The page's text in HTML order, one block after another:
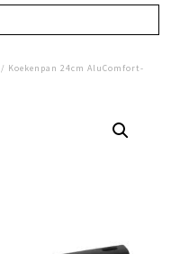
/ Koekenpan 24cm AluComfort-